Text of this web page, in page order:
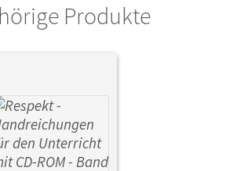
Petra; Smirr, Maik; Zimmermann,
Produkte